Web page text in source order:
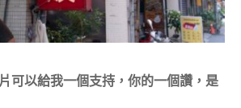
可以給我一個支持，你的一個讚，是